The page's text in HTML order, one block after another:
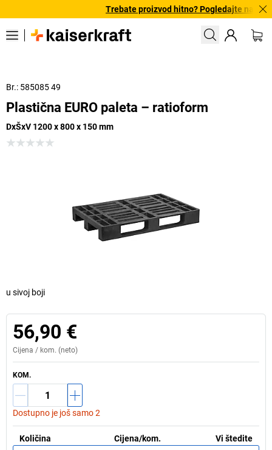
Trebate proizvod hitno? Pogledajte našu
Br.: 585085 49
Plastična EURO paleta – ratioform
DxŠxV 1200 x 800 x 150 mm
u sivoj boji
56,90 €
Cijena / kom. (neto)
KOM.
Dostupno je još samo 2
Količina Cijena/kom.
Vi štedite